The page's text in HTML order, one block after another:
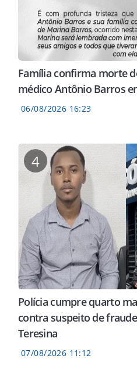
Família confirma morte
médico Antônio Barros
06/08/2026 16:23
4
Polícia cumpre quarto
contra suspeito de
Teresina
07/08/2026 11:12